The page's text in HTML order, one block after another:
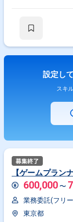
設定し
スキ
【ゲームプランナ
600,000 〜
業務委託(フリ
東京都